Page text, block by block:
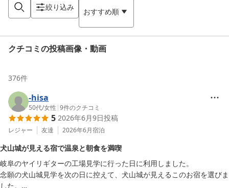
絞り込み おすすめ順
クチコミの投稿画像・動画
376件
-hisa
50代/女性 |9件のクチコミ
5 2026年6月9日投稿
レジャー 友達 2026年6月宿泊
犬山城が見える宿で温泉と朝食を満喫
岐阜のヤイリギターの工場見学に行った日に利用しました。
念願の犬山城見学を次の日に控えて、犬山城が見えるこのお宿を選びま
した。